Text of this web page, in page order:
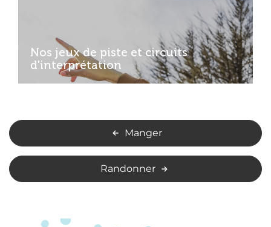
Nos jeux de piste et circuits
d'interprétation
Manger
Randonner